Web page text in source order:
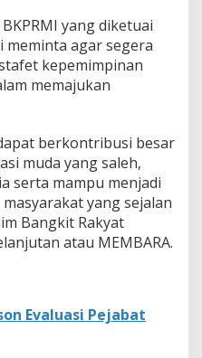
yang diketuai
meminta agar segera
kepemimpinan
memajukan
berkontribusi besar
muda yang saleh,
serta mampu menjadi
yang sejalan
Bangkit Rakyat
atau MEMBARA.
Evaluasi Pejabat